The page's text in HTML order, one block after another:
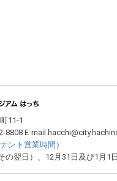
11-1
8808 E-
ント営業時間 ）
の翌日）、12月31日及び1月1